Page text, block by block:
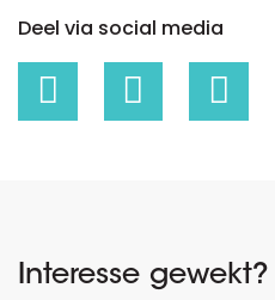
Deel via social media
Interesse gewekt?